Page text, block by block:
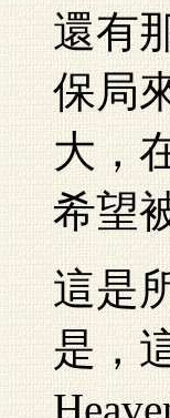
還有
保局
大，
希望
這是
是，